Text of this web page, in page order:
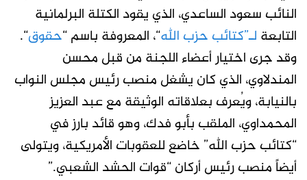
النائب سعود الساعدي، الذي يقود الكتلة البرلمانية
التابعة لـ”كتائب حزب الله“، المعروفة باسم “حقوق“
.
وقد جرى اختيار أعضاء اللجنة من قبل محسن
المندلاوي، الذي كان يشغل منصب رئيس مجلس النواب
بالنيابة، ويُعرف بعلاقاته الوثيقة مع عبد العزيز
المحمداوي، الملقب بأبو فدك، وهو قائد بارز في
“كتائب حزب الله” خاضع للعقوبات الأمريكية، ويتولى
أيضاً منصب رئيس أركان “قوات الحشد الشعبي.”